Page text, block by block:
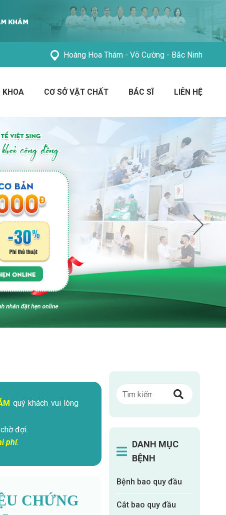
Hoàng Hoa Thám - Võ Cường - Bắc Ninh
KHOA CƠ SỞ VẬT CHẤT BÁC SĨ LIÊN HỆ
quý khách vui lòng
đợi.
phí.
CHỨNG
DANH MỤC
BỆNH
Bệnh bao quy đầu
Cắt bao quy đầu